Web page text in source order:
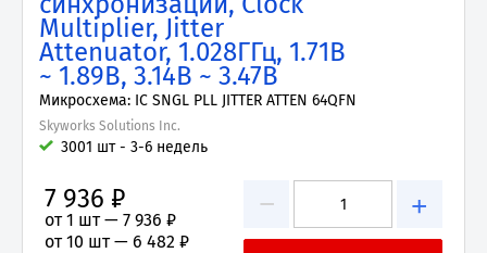
Multiplier, Jitter
Attenuator, 1.028ГГц, 1.71В
~ 1.89В, 3.14В ~ 3.47В
Микросхема: IC SNGL PLL JITTER ATTEN 64QFN
Skyworks Solutions Inc.
3001 шт - 3-6 недель
− +
7 936 ₽
от 1 шт — 7 936 ₽
от 10 шт — 6 482 ₽